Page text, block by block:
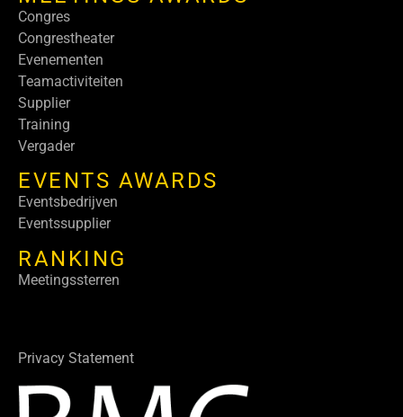
Congres
Congrestheater
Evenementen
Teamactiviteiten
Supplier
Training
Vergader
EVENTS AWARDS
Eventsbedrijven
Eventssupplier
RANKING
Meetingssterren
Privacy Statement